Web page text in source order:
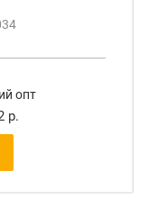
опт
р.